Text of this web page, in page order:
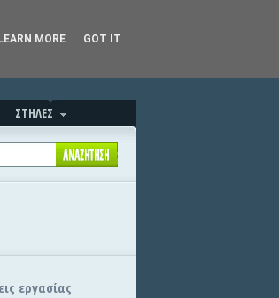
ΣΤΗΛΕΣ
εργασίας
LEARN MORE GOT IT